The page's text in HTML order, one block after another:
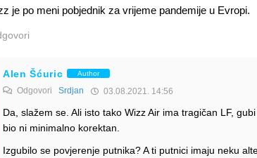
je po meni pobjednik za vrijeme pandemije u Evropi.
Alen Šćuric Author
Odgovori Srdjan 03.08.2021. 14:56
Da, slažem se. Ali isto tako Wizz Air ima tragičan LF,
bio ni minimalno korektan.
Izgubilo se povjerenje putnika? A ti putnici imaju neku